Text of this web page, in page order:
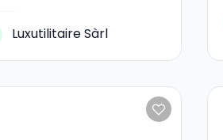
Luxutilitaire Sàrl